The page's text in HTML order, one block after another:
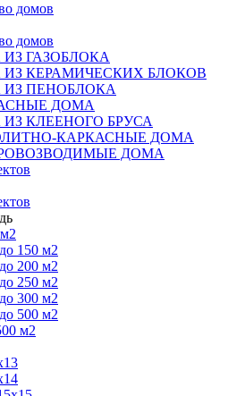
домов
домов
ГАЗОБЛОКА
КЕРАМИЧЕСКИХ БЛОКОВ
ПЕНОБЛОКА
ДОМА
КЛЕЕНОГО БРУСА
КАРКАСНЫЕ ДОМА
ДОМА
150 м2
200 м2
250 м2
300 м2
500 м2
м2